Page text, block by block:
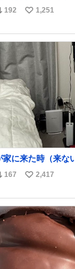
192
い
ね
数
1,251
に来た時（来な
167
い
ね
数
2,417